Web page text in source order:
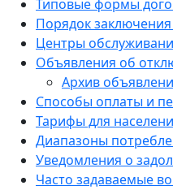
Типовые формы
Порядок
Центры
Объявления об
Архив
Способы оплаты и
Тарифы для
Диапазоны
Уведомления о
Часто задаваемые